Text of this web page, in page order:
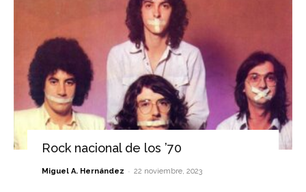
Rock nacional de los ’70
Miguel A. Hernández - 22 noviembre, 2023